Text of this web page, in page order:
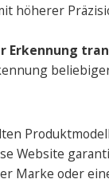
höherer
Erkennung
Website
Marke oder